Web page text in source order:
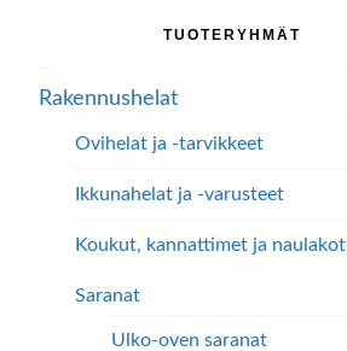
Ensisijainen
sivupalkki
TUOTERYHMÄT
Rakennushelat
Ovihelat ja -tarvikkeet
Ikkunahelat ja -varusteet
Koukut, kannattimet ja naulakot
Saranat
Ulko-oven saranat